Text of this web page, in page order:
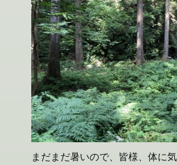
まだまだ暑いので、皆様、体に